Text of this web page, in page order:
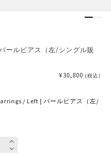
ールピアス（左/シングル販
¥30,800 (税込)
/ Left | パールピアス（左/